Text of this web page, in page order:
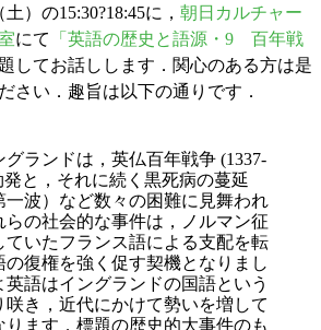
）の15:30?18:45に， 朝日カルチャー
にて
「英語の歴史と語源・9 百年戦
してお話しします．関心のある方は是
さい．趣旨は以下の通りです．
グランドは，英仏百年戦争 (1337-
発と，それに続く黒死病の蔓延
一波）など数々の困難に見舞われ
らの社会的な事件は，ノルマン征
ていたフランス語による支配を転
の復権を強く促す契機となりまし
英語はイングランドの国語という
咲き，近代にかけて勢いを増して
ります．標題の歴史的大事件のも